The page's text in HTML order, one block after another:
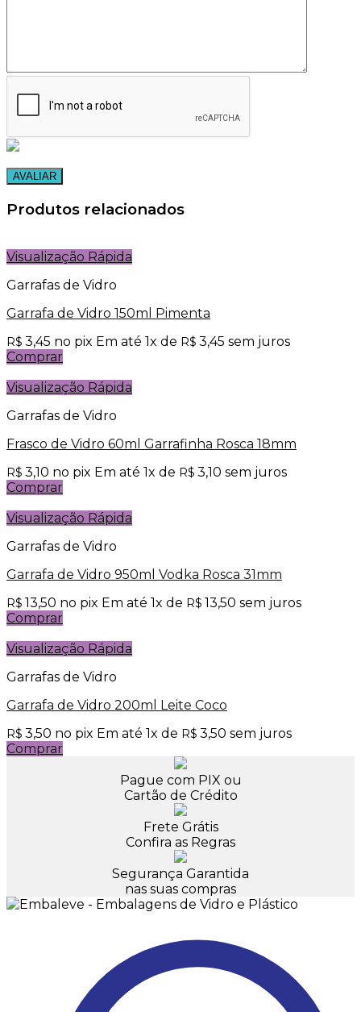
Produtos relacionados
Visualização Rápida
Garrafas de Vidro
Garrafa de Vidro 150ml Pimenta
R$ 3,45 no pix Em até 1x de R$ 3,45 sem juros
Comprar
Visualização Rápida
Garrafas de Vidro
Frasco de Vidro 60ml Garrafinha Rosca 18mm
R$ 3,10 no pix Em até 1x de R$ 3,10 sem juros
Comprar
Visualização Rápida
Garrafas de Vidro
Garrafa de Vidro 950ml Vodka Rosca 31mm
R$ 13,50 no pix Em até 1x de R$ 13,50 sem juros
Comprar
Visualização Rápida
Garrafas de Vidro
Garrafa de Vidro 200ml Leite Coco
R$ 3,50 no pix Em até 1x de R$ 3,50 sem juros
Comprar
Pague com PIX ou
Cartão de Crédito
Frete Grátis
Confira as Regras
Segurança Garantida
nas suas compras